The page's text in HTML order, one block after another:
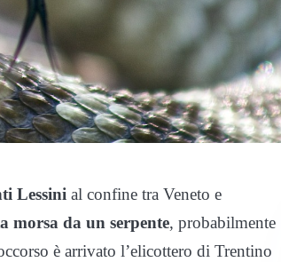
Lessini al confine tra Veneto e
morsa da un serpente, probabilmente
è arrivato l’elicottero di Trentino